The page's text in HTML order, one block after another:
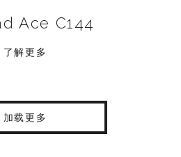
Ace C144
了解更多
加载更多